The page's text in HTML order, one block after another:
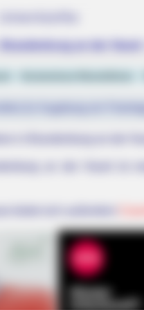
- Here's The Aisle It's